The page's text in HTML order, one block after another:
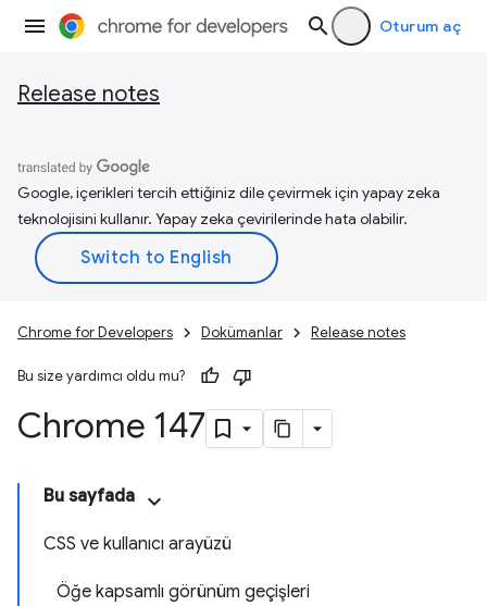
Oturum aç
Release notes
Google, içerikleri tercih ettiğiniz dile çevirmek için yapay zeka
teknolojisini kullanır. Yapay zeka çevirilerinde hata olabilir.
Chrome for Developers Dokümanlar Release notes
Bu size yardımcı oldu mu?
Chrome 147
Bu sayfada
CSS ve kullanıcı arayüzü
Öğe kapsamlı görünüm geçişleri